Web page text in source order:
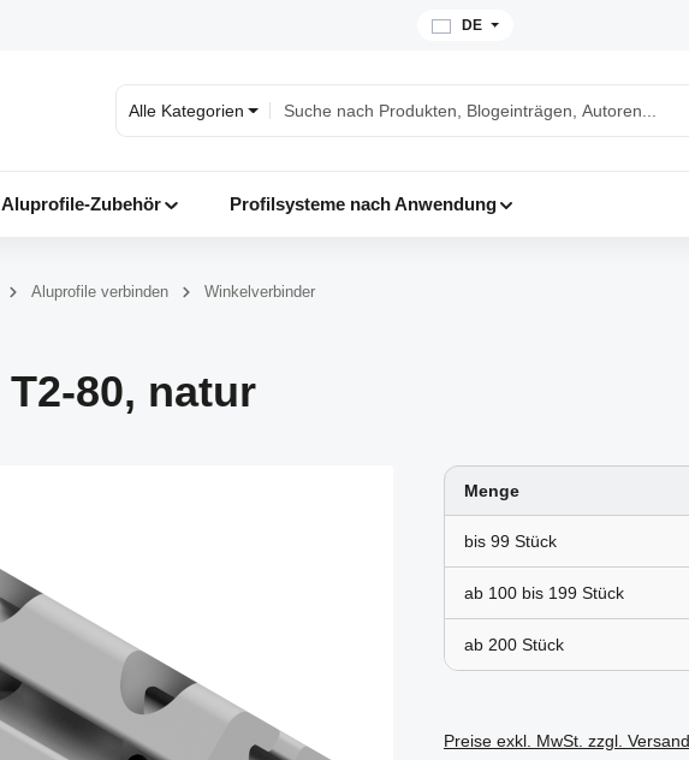
DE
Alle Kategorien
Aluprofile-Zubehör Profilsysteme nach Anwendung
Aluprofile verbinden Winkelverbinder
80, natur
Menge
bis 99
ab 100 bis 199
ab 200
Preise exkl. MwSt. zzgl.